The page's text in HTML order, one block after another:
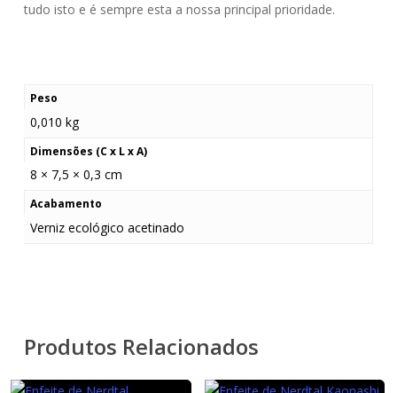
tudo isto e é sempre esta a nossa principal prioridade.
Peso
0,010 kg
Dimensões (C x L x A)
8 × 7,5 × 0,3 cm
Acabamento
Verniz ecológico acetinado
Produtos Relacionados